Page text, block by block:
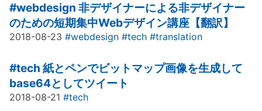
#webdesign 非デザイナーによる非デザイナー
のための短期集中Webデザイン講座【翻訳】
2018-08-23 #webdesign #tech #translation
#tech 紙とペンでビットマップ画像を生成して
base64としてツイート
2018-08-21 #tech